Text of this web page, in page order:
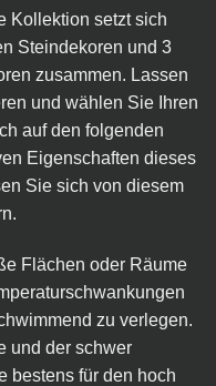
Kollektion setzt sich
Steindekoren und 3
zusammen. Lassen
und wählen Sie Ihren
auf den folgenden
Eigenschaften dieses
Sie sich von diesem
Flächen oder Räume
zu verlegen.
und der schwer
bestens für den hoch